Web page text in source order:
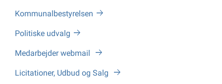
Kommunalbestyrelsen
Politiske udvalg
Medarbejder webmail
Licitationer, Udbud og Salg